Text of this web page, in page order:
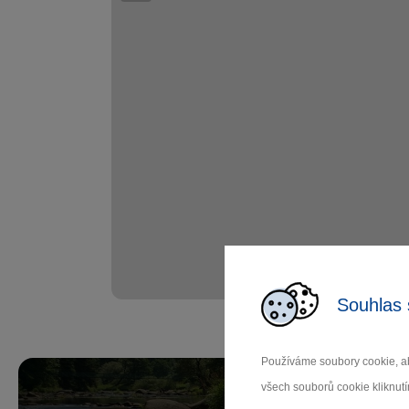
Souhlas
Používáme soubory cookie,
všech souborů cookie